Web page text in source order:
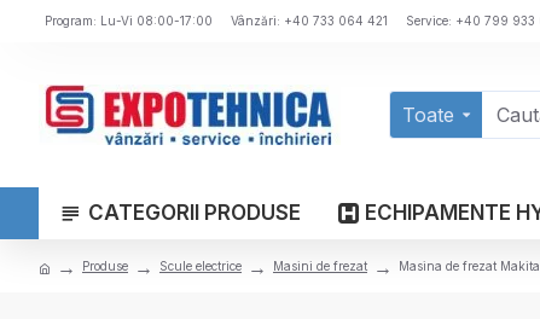
Program: Lu-Vi 08:00-17:00 Vânzări: +40 733 064 421 Service: +40 799 933
Toate
CATEGORII PRODUSE ECHIPAMENTE
Produse Scule electrice Masini de frezat Masina de frezat Makita